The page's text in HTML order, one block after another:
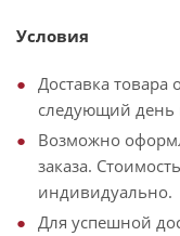
Условия
Доставка товара
следующий день
Возможно
заказа.
индивидуально.
Для успешной